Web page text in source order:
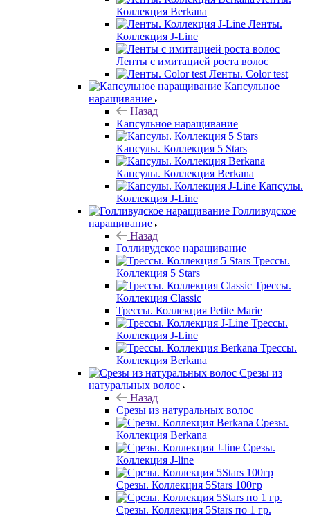
Коллекция Berkana
Ленты.
Коллекция J-Line
Ленты с имитацией роста волос
Ленты. Color test
Капсульное
наращивание
Назад
Капсульное наращивание
Капсулы. Коллекция 5 Stars
Капсулы. Коллекция Berkana
Капсулы.
Коллекция J-Line
Голливудское
наращивание
Назад
Голливудское наращивание
Трессы.
Коллекция 5 Stars
Трессы.
Коллекция Classic
Трессы. Коллекция Petite Marie
Трессы.
Коллекция J-Line
Трессы.
Коллекция Berkana
Срезы из
натуральных волос
Назад
Срезы из натуральных волос
Срезы.
Коллекция Berkana
Срезы.
Коллекция J-line
Срезы. Коллекция 5Stars 100гр
Срезы. Коллекция 5Stars по 1 гр.